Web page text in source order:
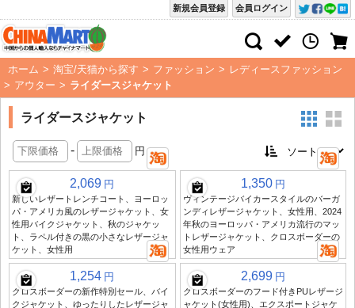
会員ログイン
新規会員登録
ホーム > 淘宝/天猫から探す > ファッション > レディースファッション
> アウター > ライダースジャケット
ライダースジャケット
- 円
2,069 円
新しいレザートレンチコート、ヨーロッ
パ・アメリカ風のレザージャケット、女
性用バイクジャケット、秋のジャケッ
ト、ラペル付きの黒の小さなレザージャ
ケット、女性用
1,350 円
ヴィンテージバイカースタイルのバーガ
ンディレザージャケット、女性用、2024
年秋のヨーロッパ・アメリカ流行のマッ
トレザージャケット、クロスボーダーの
女性用ウェア
1,254 円
クロスボーダーの新作特別セール、バイ
クジャケット、ゆったりしたレザージャ
2,699 円
クロスボーダーのフード付きPUレザージ
ャケット(女性用)、エクスポートジャケ